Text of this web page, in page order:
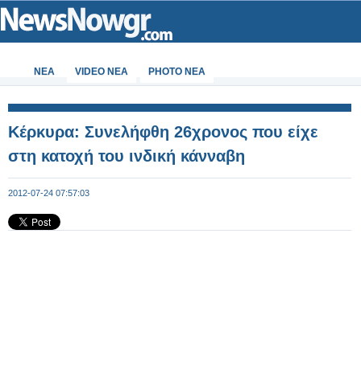
ΝΕΑ VIDEO NEA PHOTO NEA
Κέρκυρα: Συνελήφθη 26χρονος που είχε
στη κατοχή του ινδική κάνναβη
2012-07-24 07:57:03